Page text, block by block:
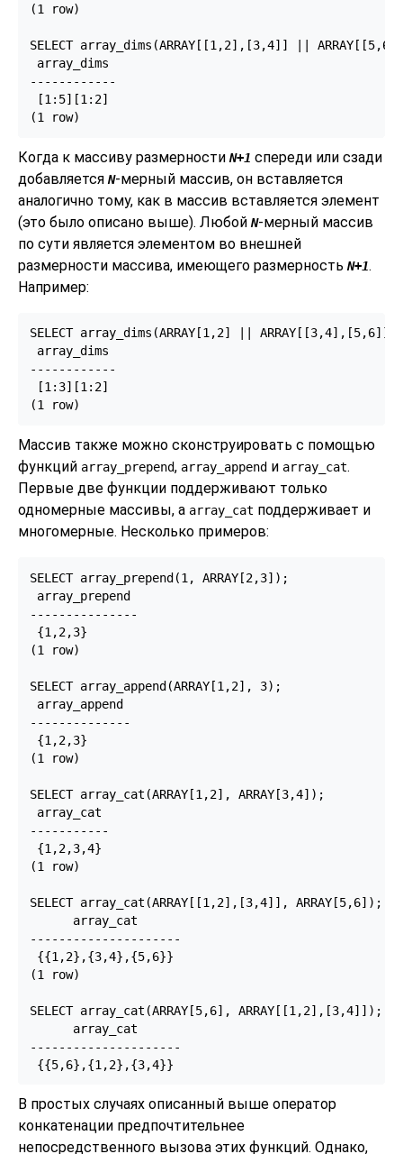
(1 row)
SELECT array_dims(ARRAY[[1,2],[3,4]] ||
array_dims
------------
[1:5][1:2]
(1 row)
Когда к массиву размерности N+1 спереди или сзади
добавляется N-мерный массив, он вставляется
аналогично тому, как в массив вставляется элемент
(это было описано выше). Любой N-мерный массив
по сути является элементом во внешней
размерности массива, имеющего размерность N+1.
Например:
SELECT array_dims(ARRAY[1,2] || ARRAY[[3,4],[5,6]]);
array_dims
------------
[1:3][1:2]
(1 row)
Массив также можно сконструировать с помощью
функций array_prepend, array_append и array_cat.
Первые две функции поддерживают только
одномерные массивы, а array_cat поддерживает и
многомерные. Несколько примеров:
SELECT array_prepend(1, ARRAY[2,3]);
array_prepend
---------------
{1,2,3}
(1 row)
SELECT array_append(ARRAY[1,2], 3);
array_append
--------------
{1,2,3}
(1 row)
SELECT array_cat(ARRAY[1,2], ARRAY[3,4]);
array_cat
-----------
{1,2,3,4}
(1 row)
SELECT array_cat(ARRAY[[1,2],[3,4]], ARRAY[5,6]);
      array_cat
---------------------
{{1,2},{3,4},{5,6}}
(1 row)
SELECT array_cat(ARRAY[5,6], ARRAY[[1,2],[3,4]]);
      array_cat
---------------------
{{5,6},{1,2},{3,4}}
В простых случаях описанный выше оператор
конкатенации предпочтительнее
непосредственного вызова этих функций. Однако,